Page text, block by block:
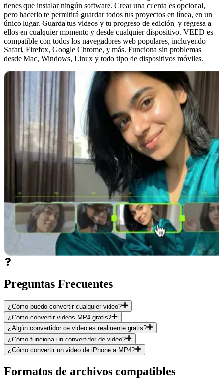
tienes que instalar ningún software. Crear una cuenta es opcional,
pero hacerlo te permitirá guardar todos tus proyectos en línea, en un
único lugar. Guarda tus videos y tu progreso de edición, y regresa a
ellos en cualquier momento y desde cualquier dispositivo. VEED es
compatible con todos los navegadores web populares, incluyendo
Safari, Firefox, Google Chrome, y más. Funciona sin problemas
desde Mac, Windows, Linux y todo tipo de dispositivos móviles.
Preguntas Frecuentes
¿Cómo puedo convertir cualquier video?
¿Cómo convertir videos MP4 gratis?
¿Algún convertidor de video es realmente gratis?
¿Cómo funciona un convertidor de video?
¿Cómo convertir un video de iPhone a MP4?
Formatos de archivos compatibles